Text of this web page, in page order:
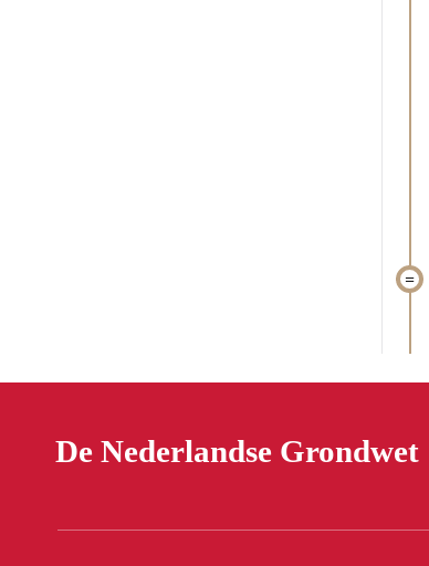
De Nederlandse Grondwet